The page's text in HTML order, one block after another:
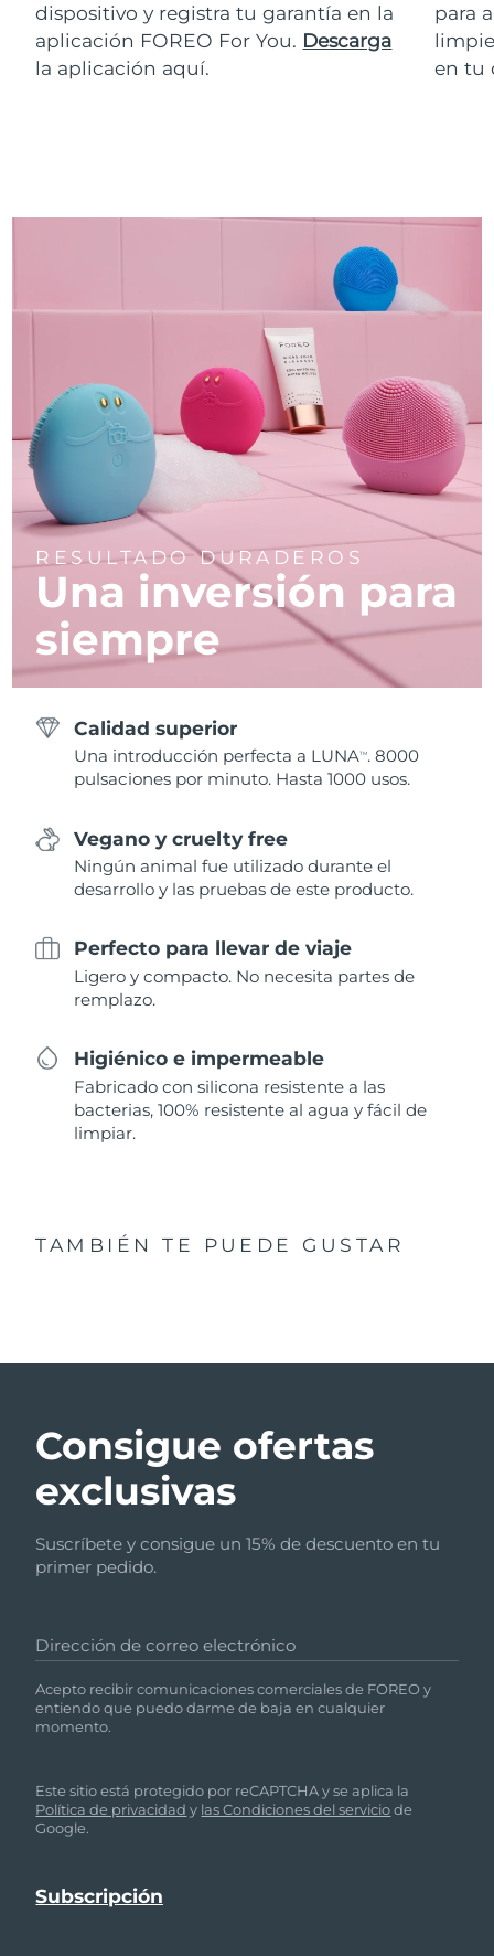
dispositivo y registra tu garantía en la
aplicación FOREO For You. Descarga
la aplicación aquí.
para
en tu
RESULTADO DURADEROS
Una inversión para
siempre
Calidad superior
Una introducción perfecta a LUNATM . 8000
pulsaciones por minuto. Hasta 1000 usos.
Vegano y cruelty free
Ningún animal fue utilizado durante el
desarrollo y las pruebas de este producto.
Perfecto para llevar de viaje
Ligero y compacto. No necesita partes de
remplazo.
Higiénico e impermeable
Fabricado con silicona resistente a las
bacterias, 100% resistente al agua y fácil de
limpiar.
TAMBIÉN TE PUEDE GUSTAR
Consigue ofertas
exclusivas
Suscríbete y consigue un 15% de descuento en tu
primer pedido.
Dirección de correo electrónico
Acepto recibir comunicaciones comerciales de FOREO y
entiendo que puedo darme de baja en cualquier
momento.
Este sitio está protegido por reCAPTCHA y se aplica la
Política de privacidad y las Condiciones del serviciode
Google.